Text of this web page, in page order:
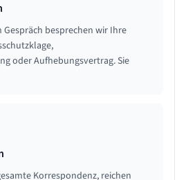
besprechen wir Ihre
oder Aufhebungsvertrag. Sie
Korrespondenz, reichen